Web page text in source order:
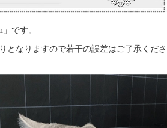
です。
となりますので若干の誤差はご了承くださ